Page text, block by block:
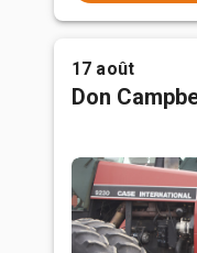
17 août
Don